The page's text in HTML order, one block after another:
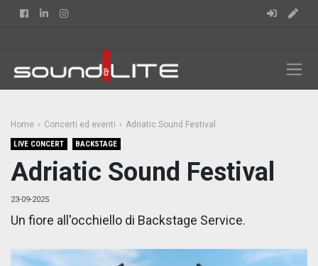
FacebookLinkedin
Home Concerti ed eventi Adriatic Sound Festival
LIVE CONCERT BACKSTAGE
Adriatic Sound Festival
23-09-2025
Un fiore all'occhiello di Backstage Service.